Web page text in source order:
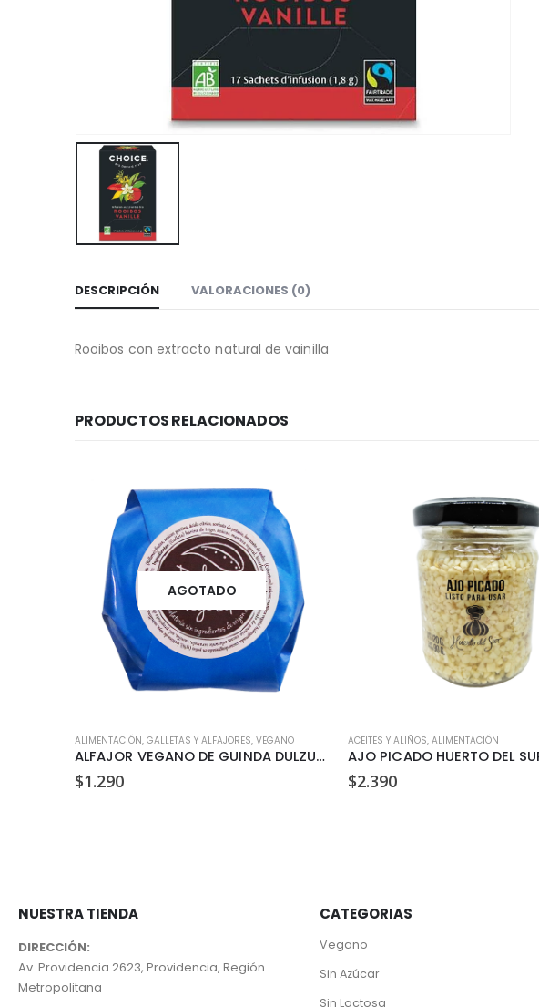
DESCRIPCIÓN VALORACIONES (0)
Rooibos con extracto natural de vainilla
PRODUCTOS RELACIONADOS
AGOTADO
ALIMENTACIÓN, GALLETAS Y ALFAJORES, VEGANO
ALFAJOR VEGANO DE GUINDA DULZURA VEGETAL 35GR
$1.290
ACEITES Y ALIÑOS, ALIMENTACIÓN
AJO PICADO HUERTO DEL
$2.390
NUESTRA TIENDA
DIRECCIÓN:
Av. Providencia 2623, Providencia, Región
Metropolitana
CATEGORIAS
Vegano
Sin Azúcar
Sin Lactosa